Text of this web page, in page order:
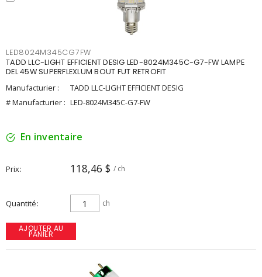
LED8024M345CG7FW
TADD LLC-LIGHT EFFICIENT DESIG LED-8024M345C-G7-FW LAMPE
DEL 45W SUPERFLEXLUM BOUT FUT RETROFIT
Manufacturier :
TADD LLC-LIGHT EFFICIENT DESIG
# Manufacturier : LED-8024M345C-G7-FW
En inventaire
Prix 118,46 $ / ch
Quantité ch
AJOUTER AU
PANIER